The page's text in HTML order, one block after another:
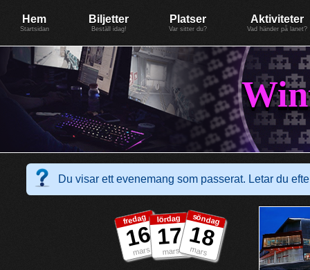
Hem
Startsidan
Biljetter
Beställ idag!
Platser
Var sitter du?
Aktiviteter
Vad händer på lanet?
Du visar ett evenemang som passerat. Letar du
fredag
16
mars
lördag
17
mars
söndag
18
mars